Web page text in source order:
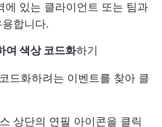
에 있는 클라이언트 또는 팀과
합니다.
여 색상 코드화하기
드화하려는 이벤트를 찾아 클
상단의 연필 아이콘을 클릭